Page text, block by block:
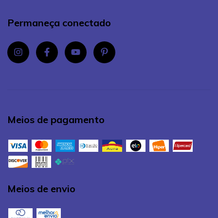
Permaneça conectado
Meios de pagamento
Meios de envio